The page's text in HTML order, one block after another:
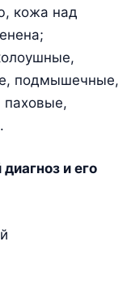
кожа над
подмышечные,
и его